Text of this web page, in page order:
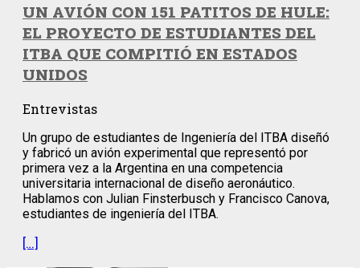
UN AVIÓN CON 151 PATITOS DE HULE:
EL PROYECTO DE ESTUDIANTES DEL
ITBA QUE COMPITIÓ EN ESTADOS
UNIDOS
Entrevistas
Un grupo de estudiantes de Ingeniería del ITBA diseñó
y fabricó un avión experimental que representó por
primera vez a la Argentina en una competencia
universitaria internacional de diseño aeronáutico.
Hablamos con Julian Finsterbusch y Francisco Canova,
estudiantes de ingeniería del ITBA.
[…]